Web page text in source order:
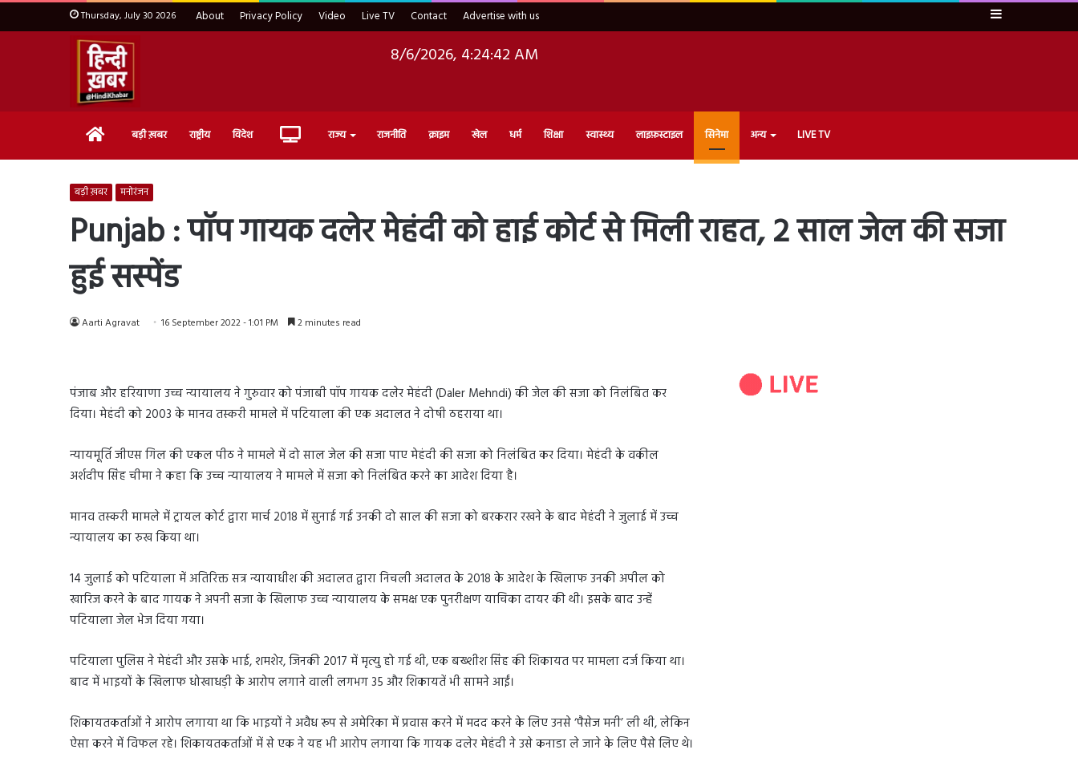
Thursday, July 30 2026 About Privacy Policy Video Live TV Contact Advertise with us Sidebar
8/6/2026, 4:24:43 AM
Home बड़ी ख़बर राष्ट्रीय विदेश Live राज्य राजनीति क्राइम खेल धर्म शिक्षा स्वास्थ्य लाइफ़स्टाइल सिनेमा अन्य LIVE TV
बड़ी ख़बर मनोरंजन
Punjab : पॉप गायक दलेर मेहंदी को हाई कोर्ट से मिली राहत, 2 साल जेल की सजा
हुई सस्पेंड
Aarti Agravat 16 September 2022 - 1:01 PM 2 minutes read
पंजाब और हरियाणा उच्च न्यायालय ने गुरुवार को पंजाबी पॉप गायक दलेर मेहंदी (Daler Mehndi) की जेल की सजा को निलंबित कर
दिया। मेहंदी को 2003 के मानव तस्करी मामले में पटियाला की एक अदालत ने दोषी ठहराया था।
न्यायमूर्ति जीएस गिल की एकल पीठ ने मामले में दो साल जेल की सजा पाए मेहंदी की सजा को निलंबित कर दिया। मेहंदी के वकील
अर्शदीप सिंह चीमा ने कहा कि उच्च न्यायालय ने मामले में सजा को निलंबित करने का आदेश दिया है।
मानव तस्करी मामले में ट्रायल कोर्ट द्वारा मार्च 2018 में सुनाई गई उनकी दो साल की सजा को बरकरार रखने के बाद मेहंदी ने जुलाई में उच्च
न्यायालय का रुख किया था।
14 जुलाई को पटियाला में अतिरिक्त सत्र न्यायाधीश की अदालत द्वारा निचली अदालत के 2018 के आदेश के खिलाफ उनकी अपील को
खारिज करने के बाद गायक ने अपनी सजा के खिलाफ उच्च न्यायालय के समक्ष एक पुनरीक्षण याचिका दायर की थी। इसके बाद उन्हें
पटियाला जेल भेज दिया गया।
पटियाला पुलिस ने मेहंदी और उसके भाई, शमशेर, जिनकी 2017 में मृत्यु हो गई थी, एक बख्शीश सिंह की शिकायत पर मामला दर्ज किया था।
बाद में भाइयों के खिलाफ धोखाधड़ी के आरोप लगाने वाली लगभग 35 और शिकायतें भी सामने आईं।
शिकायतकर्ताओं ने आरोप लगाया था कि भाइयों ने अवैध रूप से अमेरिका में प्रवास करने में मदद करने के लिए उनसे ‘पैसेज मनी’ ली थी, लेकिन
ऐसा करने में विफल रहे। शिकायतकर्ताओं में से एक ने यह भी आरोप लगाया कि गायक दलेर मेहंदी ने उसे कनाडा ले जाने के लिए पैसे लिए थे।